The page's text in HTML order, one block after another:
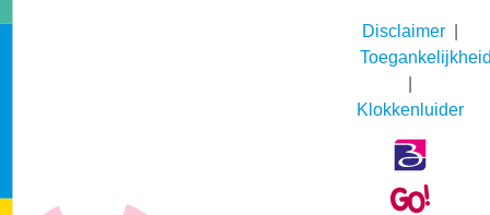
Disclaimer
Klokkenluider